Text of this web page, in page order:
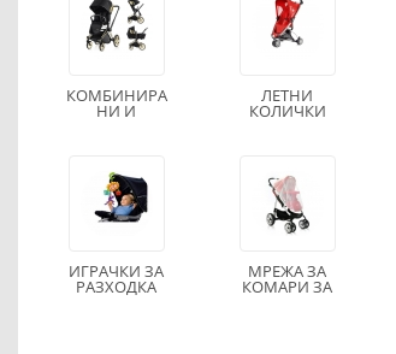
КОМБИНИРА
НИ И
ЛЕТНИ
КОЛИЧКИ
ИГРАЧКИ ЗА
РАЗХОДКА
МРЕЖА ЗА
КОМАРИ ЗА